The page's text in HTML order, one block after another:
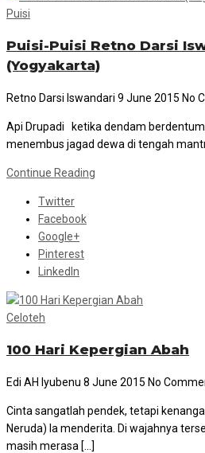
Puisi
Puisi-Puisi Retno Darsi
(Yogyakarta)
Retno Darsi Iswandari 9 June 2015 No
Api Drupadi ketika dendam
menembus jagad dewa di tengah
Continue Reading
Twitter
Facebook
Google+
Pinterest
LinkedIn
Celoteh
100 Hari Kepergian Abah
Edi AH Iyubenu 8 June 2015 No
Cinta sangatlah pendek, tetapi
Neruda) Ia menderita. Di wajahnya
masih merasa […]